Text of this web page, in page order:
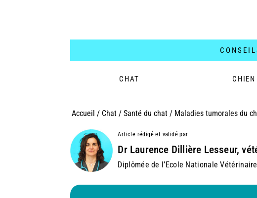
CHAT CHIEN
Accueil / Chat/ Santé du chat/ Maladies tumorales du
Article rédigé et validé par
Dr Laurence Dillière Lesseur,
Diplômée de l’Ecole Nationale